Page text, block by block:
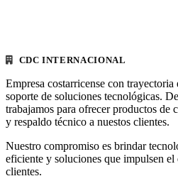
CDC INTERNACIONAL
Empresa costarricense con
soporte de soluciones tecnológicas.
trabajamos para ofrecer productos de
y respaldo técnico a nuestos clientes.
Nuestro compromiso es brindar
eficiente y soluciones que impulsen el
clientes.